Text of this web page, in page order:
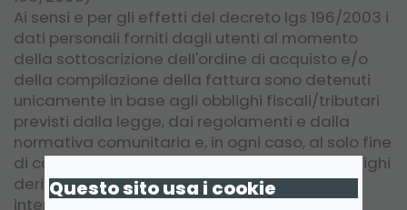
Ai sensi e per gli effetti del decreto lgs 196/2003 i
dati personali forniti dagli utenti al momento
della sottoscrizione dell'ordine di acquisto e/o
della compilazione della fattura sono detenuti
unicamente in base agli obblighi fiscali/tributari
previsti dalla legge, dai regolamenti e dalla
normativa comunitaria e, in ogni caso, al solo fine
di consentire l'esatta consecuzione degli obblighi
derivanti dal contratto di acquisto cui è parte
interessato e/o per l'acquisizione delle
Questo sito usa i cookie